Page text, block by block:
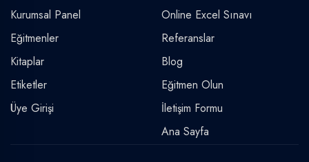
Kurumsal Panel
Eğitmenler
Kitaplar
Etiketler
Üye Girişi
Online Excel Sınavı
Referanslar
Blog
Eğitmen Olun
İletişim Formu
Ana Sayfa